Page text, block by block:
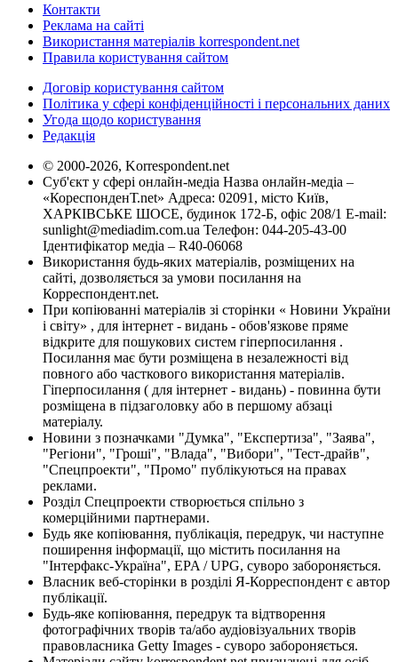
Контакти
Реклама на сайті
Використання матеріалів korrespondent.net
Правила користування сайтом
Договір користування сайтом
Політика у сфері конфіденційності і персональних даних
Угода щодо користування
Редакція
© 2000-2026, Korrespondent.net
Суб'єкт у сфері онлайн-медіа Назва онлайн-медіа –
«КореспонденТ.net» Адреса: 02091, місто Київ,
ХАРКІВСЬКЕ ШОСЕ, будинок 172-Б, офіс 208/1 E-mail:
sunlight@mediadim.com.ua Телефон: 044-205-43-00
Ідентифікатор медіа – R40-06068
Використання будь-яких матеріалів, розміщених на
сайті, дозволяється за умови посилання на
Корреспондент.net.
При копіюванні матеріалів зі сторінки « Новини України
і світу» , для інтернет - видань - обов'язкове пряме
відкрите для пошукових систем гіперпосилання .
Посилання має бути розміщена в незалежності від
повного або часткового використання матеріалів.
Гіперпосилання ( для інтернет - видань) - повинна бути
розміщена в підзаголовку або в першому абзаці
матеріалу.
Новини з позначками "Думка", "Експертиза", "Заява",
"Регіони", "Гроші", "Влада", "Вибори", "Тест-драйв",
"Спецпроекти", "Промо" публікуються на правах
реклами.
Розділ Спецпроекти створюється спільно з
комерційними партнерами.
Будь яке копіювання, публікація, передрук, чи наступне
поширення інформації, що містить посилання на
"Інтерфакс-Україна", EPA / UPG, суворо забороняється.
Власник веб-сторінки в розділі Я-Корреспондент є автор
публікації.
Будь-яке копіювання, передрук та відтворення
фотографічних творів та/або аудіовізуальних творів
правовласника Getty Images - суворо забороняється.